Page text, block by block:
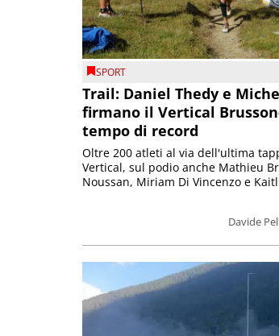
SPORT
Trail: Daniel Thedy e
firmano il Vertical
tempo di record
Davide
Oltre 200 atleti al via dell'ultima
Vertical, sul podio anche Mathieu
Noussan, Miriam Di Vincenzo e